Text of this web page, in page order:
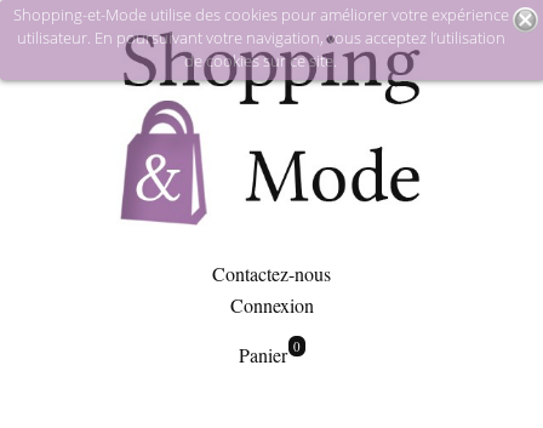
Contactez-nous
Connexion
Panier 0
Shopping-et-Mode utilise des cookies pour améliorer votre expérience
utilisateur. En poursuivant votre navigation, vous acceptez l’utilisation
de cookies sur ce site.